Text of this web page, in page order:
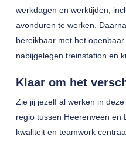
werkdagen en werktijden,
avonduren te werken.
bereikbaar met het
nabijgelegen treinstation en
Klaar om het
Zie jij jezelf al werken in
regio tussen Heerenveen en
kwaliteit en teamwork